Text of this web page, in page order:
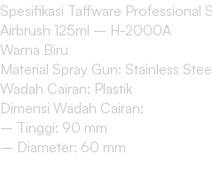
Spesifikasi Taffware Professional
Airbrush 125ml – H-2000A
Warna Biru
Material Spray Gun: Stainless
Wadah Cairan: Plastik
Dimensi Wadah Cairan:
– Tinggi: 90 mm
– Diameter: 60 mm